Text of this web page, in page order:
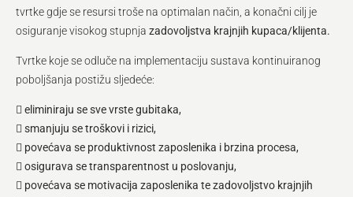
tvrtke gdje se resursi troše na optimalan način, a konačni cilj je
osiguranje visokog stupnja zadovoljstva krajnjih kupaca/klijenta.
Tvrtke koje se odluče na implementaciju sustava kontinuiranog
poboljšanja postižu sljedeće:
 eliminiraju se sve vrste gubitaka,
 smanjuju se troškovi i rizici,
 povećava se produktivnost zaposlenika i brzina procesa,
 osigurava se transparentnost u poslovanju,
 povećava se motivacija zaposlenika te zadovoljstvo krajnjih